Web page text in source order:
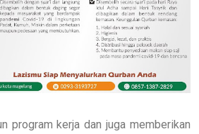
program kerja dan juga memberikan